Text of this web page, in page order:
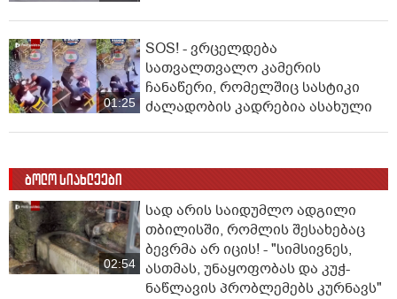
01:25
SOS! - ვრცელდება
სათვალთვალო კამერის
ჩანაწერი, რომელშიც სასტიკი
ძალადობის კადრებია ასახული
ბოლო სიახლეები
02:54
სად არის საიდუმლო ადგილი
თბილისში, რომლის შესახებაც
ბევრმა არ იცის! - "სიმსივნეს,
ასთმას, უნაყოფობას და კუჭ-
ნაწლავის პრობლემებს კურნავს"